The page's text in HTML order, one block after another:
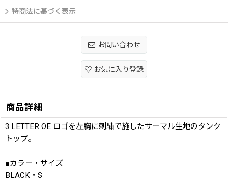
特商法に基づく表示
お問い合わせ
お気に入り登録
商品詳細
3 LETTER OE ロゴを左胸に刺繍で施したサーマル生地のタンク
トップ。
■カラー・サイズ
BLACK・S